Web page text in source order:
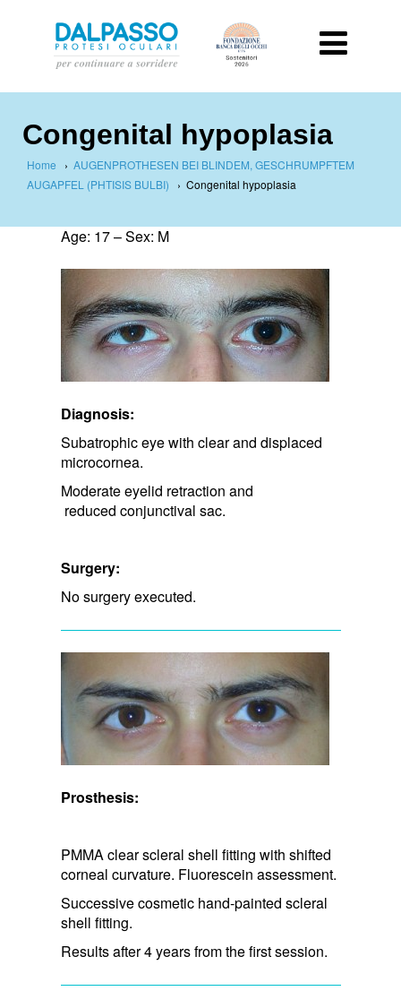
Congenital hypoplasia
Home › AUGENPROTHESEN BEI BLINDEM, GESCHRUMPFTEM
AUGAPFEL (PHTISIS BULBI) › Congenital hypoplasia
Age: 17 – Sex: M
Diagnosis:
Subatrophic eye with clear and displaced
microcornea.
Moderate eyelid retraction and​
reduced conjunctival sac.
Surgery:
No surgery executed.
Prosthesis:
PMMA clear scleral shell fitting with shifted
corneal curvature. Fluorescein assessment.
Successive cosmetic hand-painted scleral
shell fitting.
Results after 4 years from the first session.